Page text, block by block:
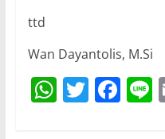
ttd
Wan Dayantolis, M.Si
W
h
T
w
F
a